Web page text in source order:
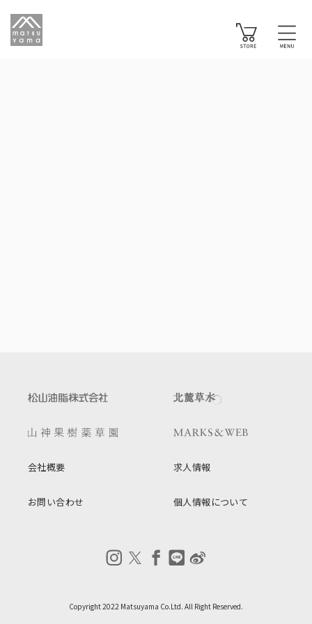
会社概要 求人情報
お問い合わせ 個人情報について
Copyright 2022 Matsuyama Co.Ltd. All Right Reserved.